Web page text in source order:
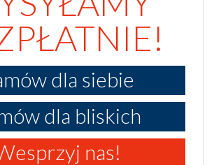
dla siebie
dla bliskich
nas!